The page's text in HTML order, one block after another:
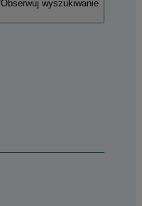
Obserwuj wyszukiwanie